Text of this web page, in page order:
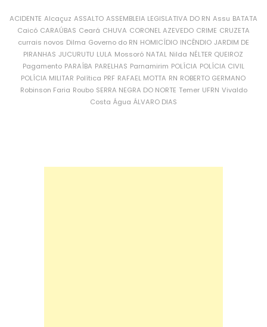
ACIDENTE Alcaçuz ASSALTO ASSEMBLEIA LEGISLATIVA DO RN Assu BATATA
Caicó CARAÚBAS Ceará CHUVA CORONEL AZEVEDO CRIME CRUZETA
currais novos Dilma Governo do RN HOMICÍDIO INCÊNDIO JARDIM DE
PIRANHAS JUCURUTU LULA Mossoró NATAL Nilda NÉLTER QUEIROZ
Pagamento PARAÍBA PARELHAS Parnamirim POLÍCIA POLÍCIA CIVIL
POLÍCIA MILITAR Política PRF RAFAEL MOTTA RN ROBERTO GERMANO
Robinson Faria Roubo SERRA NEGRA DO NORTE Temer UFRN Vivaldo
Costa Água ÁLVARO DIAS